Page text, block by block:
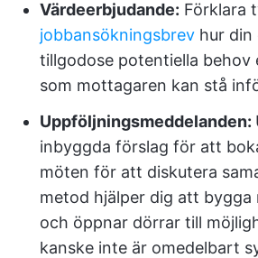
Värdeerbjudande: Förklara
jobbansökningsbrev hur din
tillgodose potentiella behov
som mottagaren kan stå
Uppföljningsmeddelanden:
inbyggda förslag för att
möten för att diskutera
metod hjälper dig att bygga
och öppnar dörrar till
kanske inte är omedelbart